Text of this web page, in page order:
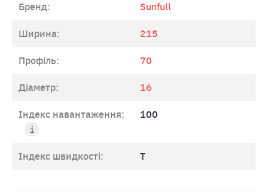
Бренд: Sunfull
Ширина: 215
Профіль: 70
Діаметр: 16
Індекс навантаження: 100
Індекс швидкості: T